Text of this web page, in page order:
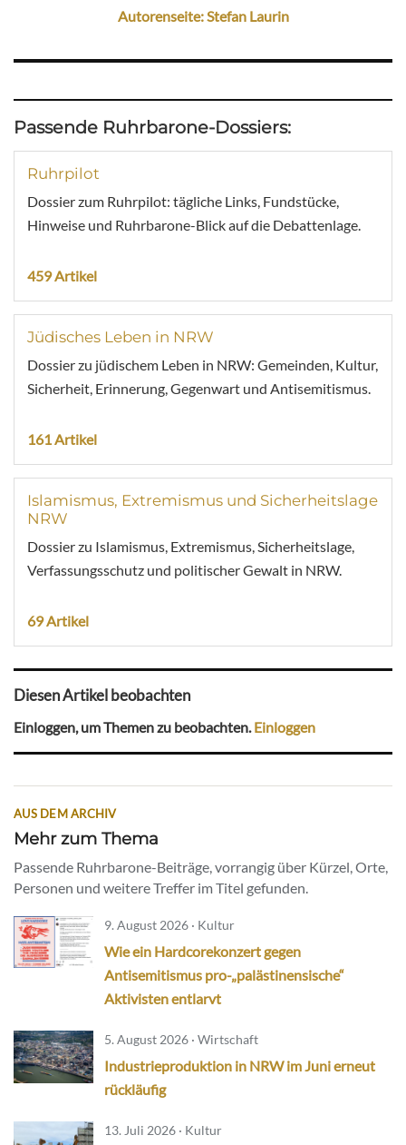
Autorenseite: Stefan Laurin
Passende Ruhrbarone-Dossiers:
Ruhrpilot
Dossier zum Ruhrpilot: tägliche Links, Fundstücke,
Hinweise und Ruhrbarone-Blick auf die Debattenlage.
459 Artikel
Jüdisches Leben in NRW
Dossier zu jüdischem Leben in NRW: Gemeinden, Kultur,
Sicherheit, Erinnerung, Gegenwart und Antisemitismus.
161 Artikel
Islamismus, Extremismus und Sicherheitslage
NRW
Dossier zu Islamismus, Extremismus, Sicherheitslage,
Verfassungsschutz und politischer Gewalt in NRW.
69 Artikel
Diesen Artikel beobachten
Einloggen, um Themen zu beobachten.Einloggen
AUS DEM ARCHIV
Mehr zum Thema
Passende Ruhrbarone-Beiträge, vorrangig über Kürzel, Orte,
Personen und weitere Treffer im Titel gefunden.
9. August 2026 · Kultur
Wie ein Hardcorekonzert gegen
Antisemitismus pro-„palästinensische“
Aktivisten entlarvt
5. August 2026 · Wirtschaft
Industrieproduktion in NRW im Juni erneut
rückläufig
13. Juli 2026 · Kultur